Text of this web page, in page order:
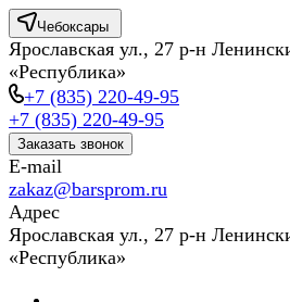
Чебоксары
Ярославская ул., 27 р-н
«Республика»
+7 (835) 220-49-95
+7 (835) 220-49-95
Заказать звонок
E-mail
zakaz@barsprom.ru
Адрес
Ярославская ул., 27 р-н
«Республика»